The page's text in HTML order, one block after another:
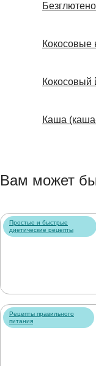
Кокосовые
Кокосовый
Каша
Вам может
Простые и быстрые
диетические рецепты
Рецепты правильного
питания